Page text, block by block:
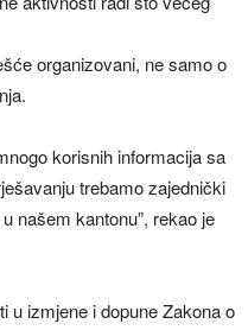
organizovani, ne samo o
korisnih informacija sa
trebamo zajednički
našem kantonu”, rekao je
u izmjene i dopune Zakona o